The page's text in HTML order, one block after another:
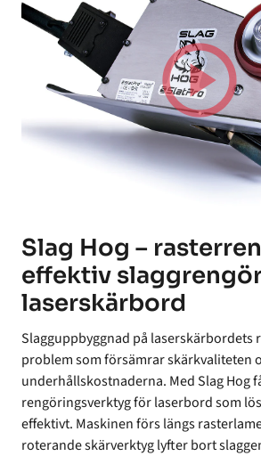
Slag Hog –
effektiv
laserskärbord
Slagguppbyggnad på laserskärbordets
problem som försämrar skärkvaliteten
underhållskostnaderna. Med Slag Hog
rengöringsverktyg för laserbord som
effektivt. Maskinen förs längs
roterande skärverktyg lyfter bort